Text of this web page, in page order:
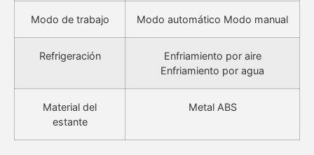
Modo de trabajo Modo automático Modo manual
Refrigeración
Enfriamiento por aire
Enfriamiento por agua
Material del
estante
Metal ABS